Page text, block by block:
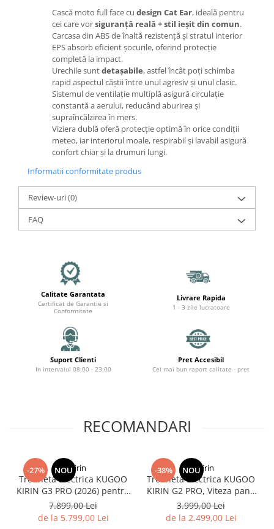
Plăcuțe de frână
Cabluri de frână
Manete de frână
Consumabile & Unelte
Organizatoare cabluri
Unelte & truse
Adezivi & pastă termoconductoare
Rulouri de nichel
Tuburi termocontractabile
Șuruburi / kituri prindere
Publicitate & elemente expo
Cască moto full face cu design Cat Ear, ideală pentru
cei care vorsiguranță reală + stil ieșit din comun.
Carcasa din ABS de înaltă rezistență și stratul interior
EPS absorb eficient șocurile, oferind protecție
completă la impact.
Urechile suntdetașabile, astfel încât poți schimba
rapid aspectul căștii între unul agresiv și unul clasic.
Sistemul de ventilație multiplă asigură circulație
constantă a aerului, reducând aburirea și
supraîncălzirea în mers.
Viziera dublă oferă protecție optimă în orice condiții
meteo, iar interiorul moale, respirabil și lavabil asigură
confort chiar și la drumuri lungi.
Informatii conformitate produs
Review-uri(0)
FAQ
Calitate Garantata
Certificat de Garantie si
Conformitate
Livrare Rapida
1 - 3 zile lucratoare
Suport Clienti
In intervalul 08:00 - 23:00
Pret Accesibil
Cel mai bun raport calitate - pret
RECOMANDARI
-27% NOU
KuKirin
Trotineta Electrica KUGOO
KIRIN G3 PRO (2026) pentru
Teren Accidentat (Off-Road
Electric Scooter) - Motor
Dual 2x1200W, Autonomie
7.899,00 Lei
de la 5.799,00 Lei
-38% NOU
KuKirin
Trotineta Electrica KUGOO
KIRIN G2 PRO, Viteza pana
la 45km/h, Autonomie
55Km, Motor 600W, 48V
15Ah
3.999,00 Lei
de la 2.499,00 Lei